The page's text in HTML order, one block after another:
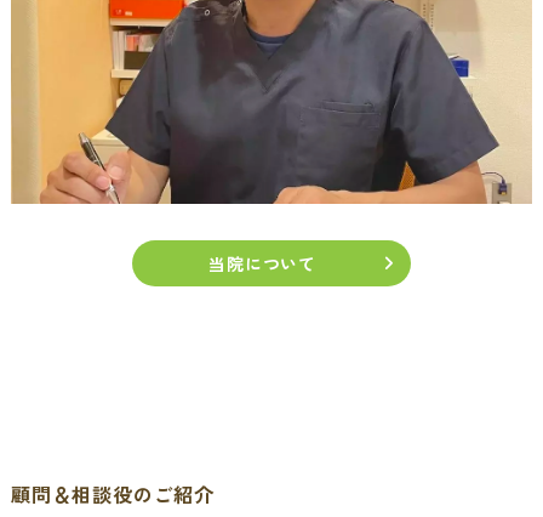
当院について
顧問＆相談役のご紹介